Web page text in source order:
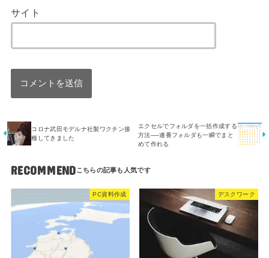
サイト
コロナ武田モデルナ社製ワクチン接
種してきました
エクセルでフォルダを一括作成する
方法──連番フォルダも一瞬でまと
めて作れる
RECOMMEND
PC資料作成 デスクワーク